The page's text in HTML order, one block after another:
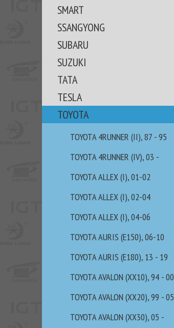
SMART
SSANGYONG
SUBARU
SUZUKI
TATA
TESLA
TOYOTA
TOYOTA 4RUNNER (II), 87 - 95
TOYOTA 4RUNNER (IV), 03 -
TOYOTA ALLEX (I), 01-02
TOYOTA ALLEX (I), 02-04
TOYOTA ALLEX (I), 04-06
TOYOTA AURIS (E150), 06-10
TOYOTA AURIS (E180), 13 - 19
TOYOTA AVALON (XX10), 94 - 00
TOYOTA AVALON (XX20), 99 - 05
TOYOTA AVALON (XX30), 05 -